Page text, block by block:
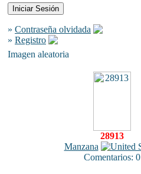
» Contraseña olvidada
» Registro
Imagen aleatoria
28913
Manzana
Comentarios: 0